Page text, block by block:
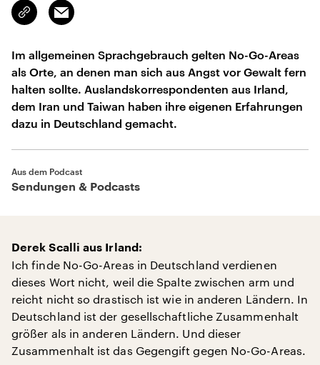
Link
kopieren/teilen
Email
Im allgemeinen Sprachgebrauch gelten No-Go-Areas
als Orte, an denen man sich aus Angst vor Gewalt fern
halten sollte. Auslandskorrespondenten aus Irland,
dem Iran und Taiwan haben ihre eigenen Erfahrungen
dazu in Deutschland gemacht.
Aus dem Podcast
Sendungen & Podcasts
Derek Scalli aus Irland:
Ich finde No-Go-Areas in Deutschland verdienen
dieses Wort nicht, weil die Spalte zwischen arm und
reicht nicht so drastisch ist wie in anderen Ländern. In
Deutschland ist der gesellschaftliche Zusammenhalt
größer als in anderen Ländern. Und dieser
Zusammenhalt ist das Gegengift gegen No-Go-Areas.